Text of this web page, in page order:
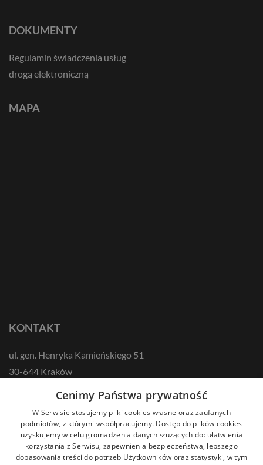
DOKUMENTY
Regulamin świadczenia usług
drogą elektroniczną
MAPA
KONTAKT
ul. gen. Henryka Kamieńskiego 51
30-644 Kraków
kontakt@zikodlazdrowia.org
DOWIEDZ SIĘ WIĘCEJ!
Cenimy Państwa prywatność
W Serwisie stosujemy pliki cookies własne oraz zaufanych
podmiotów, z którymi współpracujemy. Dostęp do plików cookies
uzyskujemy w celu gromadzenia danych służących do: ułatwienia
korzystania z Serwisu, zapewnienia bezpieczeństwa, lepszego
dopasowania treści do potrzeb Użytkowników oraz statystyki, w tym